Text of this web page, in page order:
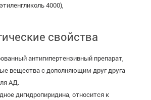
4000),
свойства
антигипертензивный препарат,
вещества с дополняющим друг друга
АД.
дигидропиридина, относится к